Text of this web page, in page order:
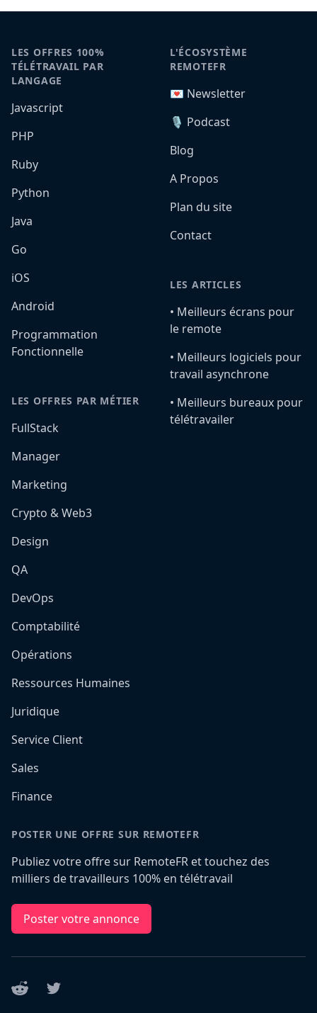
LES OFFRES 100%
TÉLÉTRAVAIL PAR
LANGAGE
Javascript
PHP
Ruby
Python
Java
Go
iOS
Android
Programmation
Fonctionnelle
LES OFFRES PAR MÉTIER
FullStack
Manager
Marketing
Crypto & Web3
Design
QA
DevOps
Comptabilité
Opérations
Ressources Humaines
Juridique
Service Client
Sales
Finance
L'ÉCOSYSTÈME
REMOTEFR
💌 Newsletter
🎙️ Podcast
Blog
A Propos
Plan du site
Contact
LES ARTICLES
•️ Meilleurs écrans pour
le remote
•️ Meilleurs logiciels pour
travail asynchrone
•️ Meilleurs bureaux pour
télétravailer
POSTER UNE OFFRE SUR REMOTEFR
Publiez votre offre sur RemoteFR et touchez des
milliers de travailleurs 100% en télétravail
Poster votre annonce
Reddit Twitter